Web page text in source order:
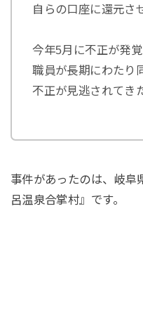
自らの口座に還元さ
今年5月に不正が発
職員が長期にわたり
不正が見逃されてき
事件があったのは、岐阜
呂温泉合掌村』です。